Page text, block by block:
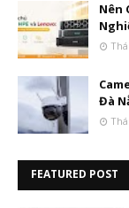
Nên
Đà
FEATURED POST